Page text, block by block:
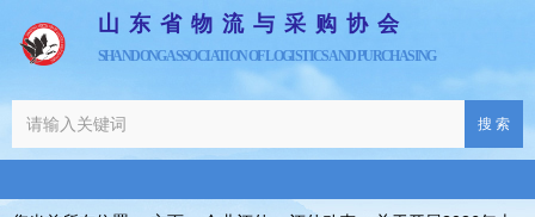
山东省物流与采购协会
SHANDONG ASSOCIATION OF LOGISTICS AND PURCHASING
搜 索